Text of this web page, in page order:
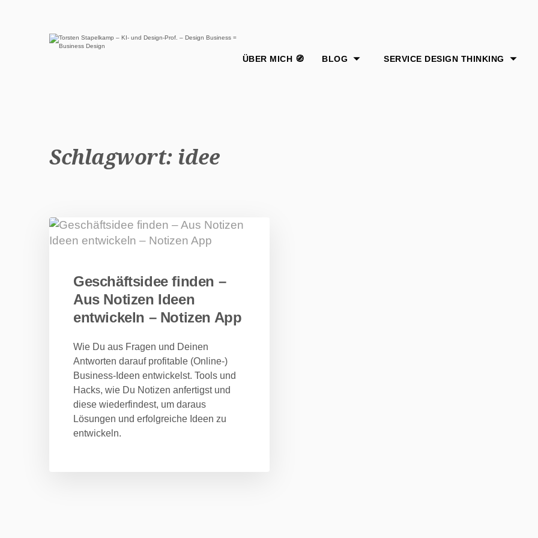
Schlagwort: idee
Geschäftsidee finden –
Aus Notizen Ideen
entwickeln – Notizen App
Wie Du aus Fragen und Deinen
Antworten darauf profitable (Online-)
Business-Ideen entwickelst. Tools und
Hacks, wie Du Notizen anfertigst und
diese wiederfindest, um daraus
Lösungen und erfolgreiche Ideen zu
entwickeln.